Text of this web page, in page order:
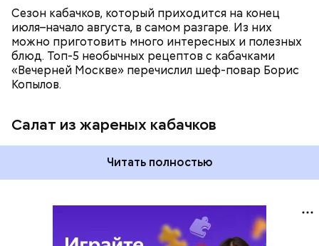
Сезон кабачков, который приходится на конец
июля–начало августа, в самом разгаре. Из них
можно приготовить много интересных и полезных
блюд. Топ-5 необычных рецептов с кабачками
«Вечерней Москве» перечислил шеф-повар Борис
Копылов.
Салат из жареных кабачков
Читать полностью